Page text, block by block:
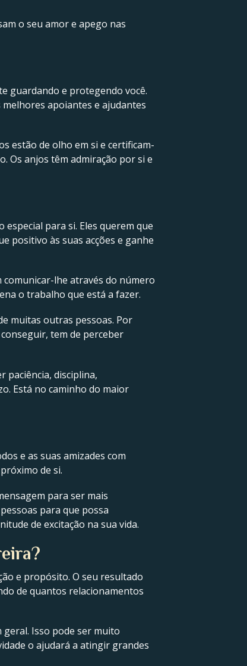
o seu amor e apego nas
guardando e protegendo você.
apoiantes e ajudantes
estão de olho em si e certificam-
Os anjos têm admiração por si e
para si. Eles querem que
positivo às suas acções e ganhe
comunicar-lhe através do número
o trabalho que está a fazer.
muitas outras pessoas. Por
tem de perceber
paciência, disciplina,
Está no caminho do maior
e as suas amizades com
de si.
para ser mais
para que possa
de excitação na sua vida.
e propósito. O seu resultado
de quantos relacionamentos
Isso pode ser muito
o ajudará a atingir grandes